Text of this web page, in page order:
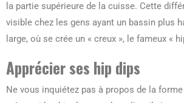
la partie supérieure de la cuisse. Cette
visible chez les gens ayant un bassin plus
large, où se crée un « creux », le fameux «
Apprécier ses hip dips
Ne vous inquiétez pas à propos de la